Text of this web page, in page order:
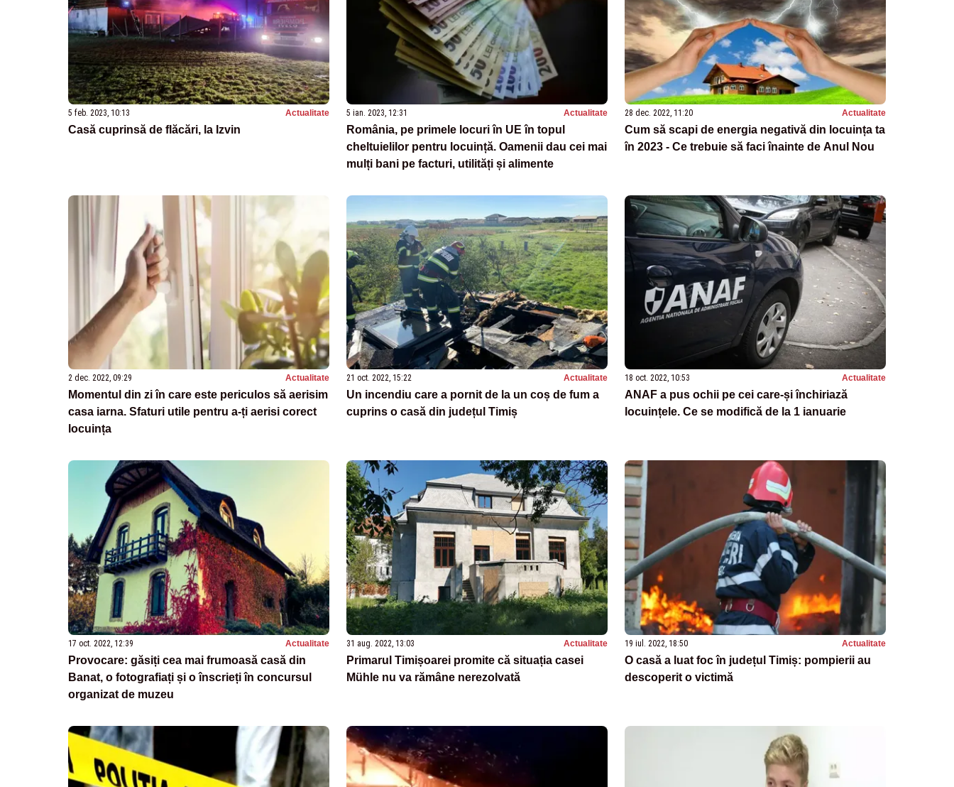
5 feb. 2023, 10:13 Actualitate
Casă cuprinsă de flăcări, la Izvin
5 ian. 2023, 12:31 Actualitate
România, pe primele locuri în UE în topul
cheltuielilor pentru locuință. Oamenii dau cei mai
mulți bani pe facturi, utilități și alimente
28 dec. 2022, 11:20 Actualitate
Cum să scapi de energia negativă din locuința ta
în 2023 - Ce trebuie să faci înainte de Anul Nou
2 dec. 2022, 09:29 Actualitate
Momentul din zi în care este periculos să aerisim
casa iarna. Sfaturi utile pentru a-ți aerisi corect
locuința
21 oct. 2022, 15:22 Actualitate
Un incendiu care a pornit de la un coș de fum a
cuprins o casă din județul Timiș
18 oct. 2022, 10:53 Actualitate
ANAF a pus ochii pe cei care-și închiriază
locuințele. Ce se modifică de la 1 ianuarie
17 oct. 2022, 12:39 Actualitate
Provocare: găsiți cea mai frumoasă casă din
Banat, o fotografiați și o înscrieți în concursul
organizat de muzeu
31 aug. 2022, 13:03 Actualitate
Primarul Timișoarei promite că situația casei
Mühle nu va rămâne nerezolvată
19 iul. 2022, 18:50 Actualitate
O casă a luat foc în județul Timiș: pompierii au
descoperit o victimă